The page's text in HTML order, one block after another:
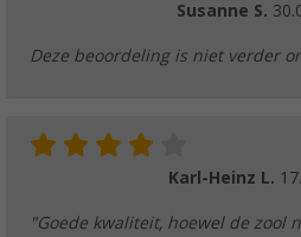
Susanne S.
Deze beoordeling is niet verder
Karl-Heinz L.
"Goede kwaliteit, hoewel de zool